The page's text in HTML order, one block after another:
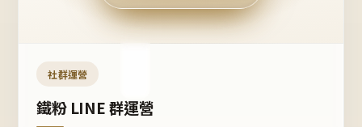
開團
嗎？
社群運營
鐵粉 LINE 群運營